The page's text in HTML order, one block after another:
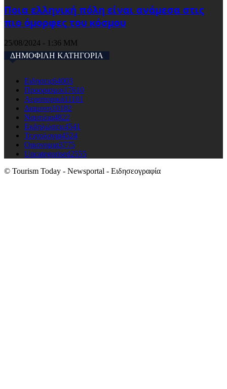
Ποια ελληνική πόλη είναι ανάμεσα στις
πιο όμορφες του κόσμου
25/08/2024 - 1:36 ΜΜ
ΔΗΜΟΦΙΛΗ ΚΑΤΗΓΟΡΙΑ
Ειδησεις64003
Προορισμοι17610
Αεροπορικά11101
Διαμονη10182
Ναυτιλια4822
Εκδηλώσεις4541
Τεχνολογια4524
Οικονομια3775
Uncategorised2555
© Tourism Today - Newsportal - Ειδησεογραφία